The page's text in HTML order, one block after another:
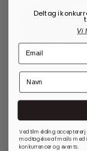
MEILENWEIT
Meilenweit 50
33,00kr.
Deltag i
Vi
Ved tilmelding accepterer
modtagelse af mails med
konkurrencer og events.